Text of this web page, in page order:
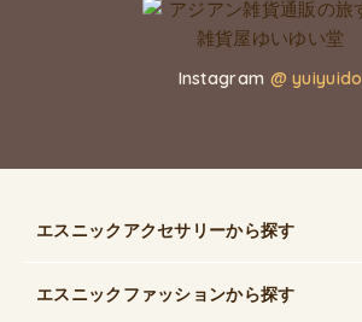
Instagram @ yuiyuido
エスニックアクセサリーから探す
エスニックファッションから探す